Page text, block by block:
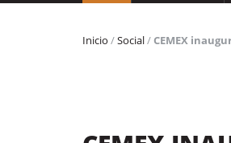
Inicio /Social/CEMEX